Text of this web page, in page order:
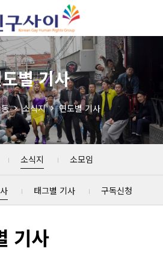
별 기사
소식지 연도별 기사
소식지 소모임
태그별 기사 구독신청
기사